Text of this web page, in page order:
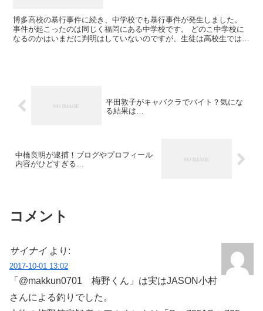
博多高校の暴行事件に続き、中学校でも暴行事件が発生しました。
事件が起こったのは同じく福岡にある中学校です。 どのこ中学校に
なるのかはいまだに判明はしていないのですが、生徒は高校生ではな
平田敦子がキャバクラでバイト？気にな
る結果は…
中橋良明が逮捕！ブログやプロフィール
内容がひどすぎる…
コメント
サイナイ より:
2017-10-01 13:02
「@makkun0701 梅野くん」は実はJASON小村
さんによる釣りでした。